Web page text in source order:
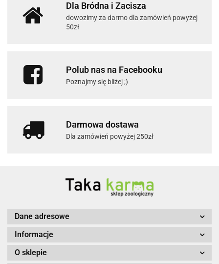
Dla Bródna i Zacisza
dowozimy za darmo dla zamówień powyżej
50zł
Polub nas na Facebooku
Poznajmy się bliżej ;)
Darmowa dostawa
Dla zamówień powyżej 250zł
Dane adresowe
Informacje
O sklepie